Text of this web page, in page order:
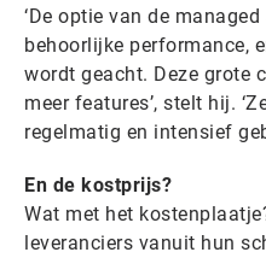
‘De optie van de
behoorlijke performance,
wordt geacht. Deze grote
meer features’, stelt hij.
regelmatig en intensief
En de kostprijs?
Wat met het
leveranciers vanuit hun